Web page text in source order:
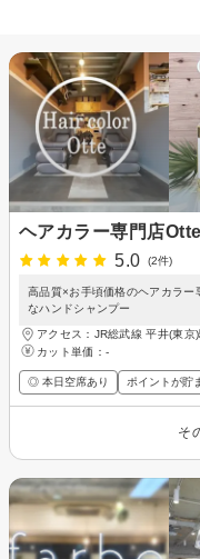
ヘアカラー専門店
5.0
(2件)
高品質×お手頃価格のヘアカラ
なハンドシャンプー
アクセス：JR総武線 平井(東京
カット単価： -
◎ 本日空席あり ポイントが貯
そ